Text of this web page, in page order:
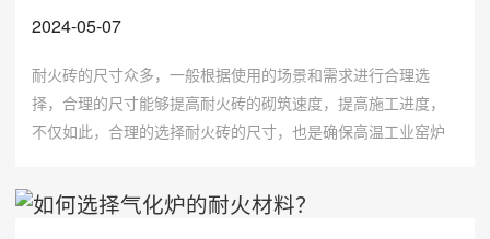
2024-05-07
耐火砖的尺寸众多，一般根据使用的场景和需求进行合理选
择，合理的尺寸能够提高耐火砖的砌筑速度，提高施工进度，
不仅如此，合理的选择耐火砖的尺寸，也是确保高温工业窑炉